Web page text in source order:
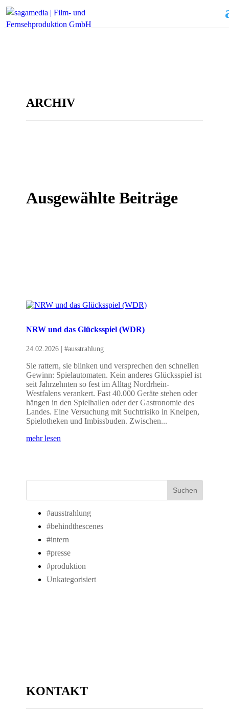
ARCHIV
Ausgewählte Beiträge
NRW und das Glücksspiel (WDR)
24.02.2026 |#ausstrahlung
Sie rattern, sie blinken und versprechen den schnellen
Gewinn: Spielautomaten. Kein anderes Glücksspiel ist
seit Jahrzehnten so fest im Alltag Nordrhein-
Westfalens verankert. Fast 40.000 Geräte stehen oder
hängen in den Spielhallen oder der Gastronomie des
Landes. Eine Versuchung mit Suchtrisiko in Kneipen,
Spielotheken und Imbissbuden. Zwischen...
mehr lesen
Suchen
#ausstrahlung
#behindthescenes
#intern
#presse
#produktion
Unkategorisiert
KONTAKT